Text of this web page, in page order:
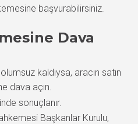
başvurabilirsiniz.
Dava
olumsuz kaldıysa, aracın satın
dava açın.
sonuçlanır.
Başkanlar Kurulu,